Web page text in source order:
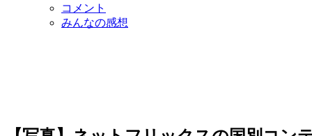
コメント
みんなの感想